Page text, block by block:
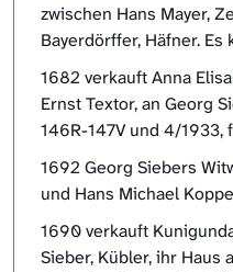
zwischen Hans Mayer,
Bayerdörffer, Häfner.
1682 verkauft Anna
Ernst Textor, an Georg
146R-147V und 4/1933,
1692 Georg Siebers
und Hans Michael
1690 verkauft
Sieber, Kübler, ihr Haus